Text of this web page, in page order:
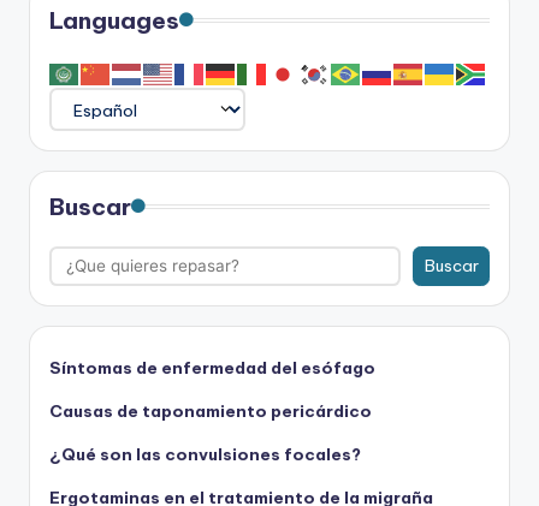
Languages
Buscar
Buscar
Síntomas de enfermedad del esófago
Causas de taponamiento pericárdico
¿Qué son las convulsiones focales?
Ergotaminas en el tratamiento de la migraña